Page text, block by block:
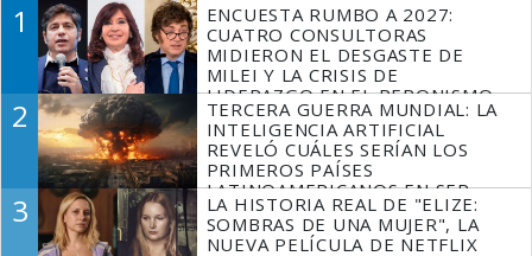
1
ENCUESTA RUMBO A 2027:
CUATRO CONSULTORAS
MIDIERON EL DESGASTE DE
MILEI Y LA CRISIS DE
LIDERAZGO EN EL PERONISMO
2
TERCERA GUERRA MUNDIAL: LA
INTELIGENCIA ARTIFICIAL
REVELÓ CUÁLES SERÍAN LOS
PRIMEROS PAÍSES
LATINOAMERICANOS EN SER
DERROTADOS
3
LA HISTORIA REAL DE "ELIZE:
SOMBRAS DE UNA MUJER", LA
NUEVA PELÍCULA DE NETFLIX